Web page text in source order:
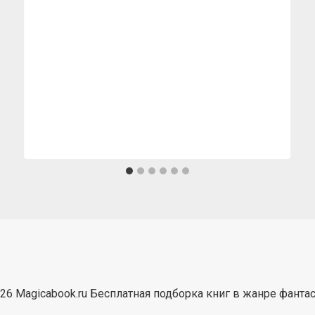
Magicabook.ru Бесплатная подборка книг в жанре